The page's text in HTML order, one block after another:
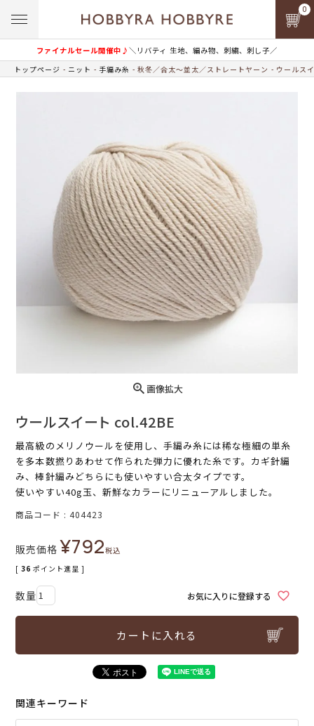
ファイナルセール開催中♪＼リバティ 生地、編み物、刺繍、刺し子／
0
トップページ ニット 手編み糸 秋冬／合太～並太／ストレートヤーン ウールス
画像拡大
ウールスイート col.42BE
最高級のメリノウールを使用し、手編み糸には稀な極細の単糸
を多本数撚りあわせて作られた弾力に優れた糸です。カギ針編
み、棒針編みどちらにも使いやすい合太タイプです。
使いやすい40g玉、新鮮なカラーにリニューアルしました。
商品コード 404423
販売価格 ¥792税込
[ 36 ポイント進呈 ]
お気に入りに登録する
カートに入れる
関連キーワード